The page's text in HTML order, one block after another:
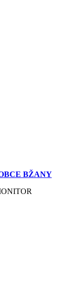
BŽANY